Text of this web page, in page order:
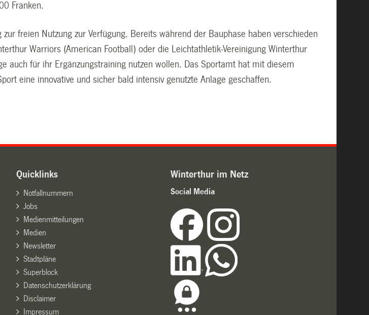
Franken.
freien Nutzung zur Verfügung. Bereits während der Bauphase haben verschieden
Warriors (American Football) oder die Leichtathletik-Vereinigung Winterthur
auch für ihr Ergänzungstraining nutzen wollen. Das Sportamt hat mit diesem
eine innovative und sicher bald intensiv genutzte Anlage geschaffen.
Quicklinks
Notfallnummern
Jobs
Medienmitteilungen
Medien
Newsletter
Stadtpläne
Superblock
Datenschutzerklärung
Disclaimer
Impressum
Winterthur im Netz
Social Media